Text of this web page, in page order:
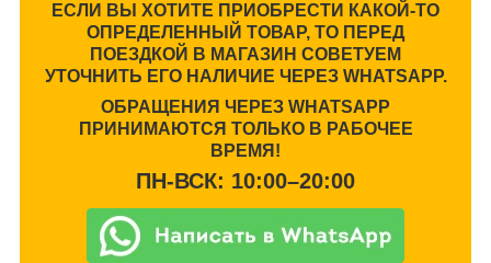
ЕСЛИ ВЫ ХОТИТЕ ПРИОБРЕСТИ КАКОЙ-ТО
ОПРЕДЕЛЕННЫЙ ТОВАР, ТО ПЕРЕД
ПОЕЗДКОЙ В МАГАЗИН СОВЕТУЕМ
УТОЧНИТЬ ЕГО НАЛИЧИЕ ЧЕРЕЗ WHATSAPP.
ОБРАЩЕНИЯ ЧЕРЕЗ WHATSAPP
ПРИНИМАЮТСЯ ТОЛЬКО В РАБОЧЕЕ
ВРЕМЯ!
ПН-ВСК: 10:00–20:00